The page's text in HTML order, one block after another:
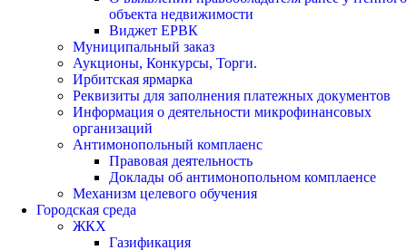
объекта недвижимости
Виджет ЕРВК
Муниципальный заказ
Аукционы, Конкурсы, Торги.
Ирбитская ярмарка
Реквизиты для заполнения платежных документов
Информация о деятельности микрофинансовых
организаций
Антимонопольный комплаенс
Правовая деятельность
Доклады об антимонопольном комплаенсе
Механизм целевого обучения
Городская среда
ЖКХ
Газификация